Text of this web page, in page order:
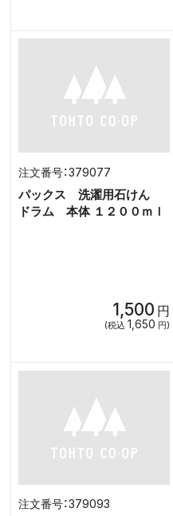
379077
パックス 洗濯用石けん
ドラム 本体 １２００ｍｌ
1,500 円
(税込 1,650 円)
379093